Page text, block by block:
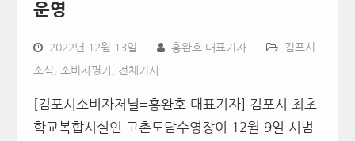
운영
2022년 12월 13일 홍완호 대표기자 김포시
소식 소비자평가, 전체기사
[김포시소비자저널=홍완호 대표기자] 김포시 최초
학교복합시설인 고촌도담수영장이 12월 9일 시범